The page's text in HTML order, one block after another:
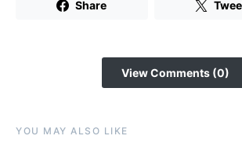
Share
View Comments (0)
YOU MAY ALSO LIKE